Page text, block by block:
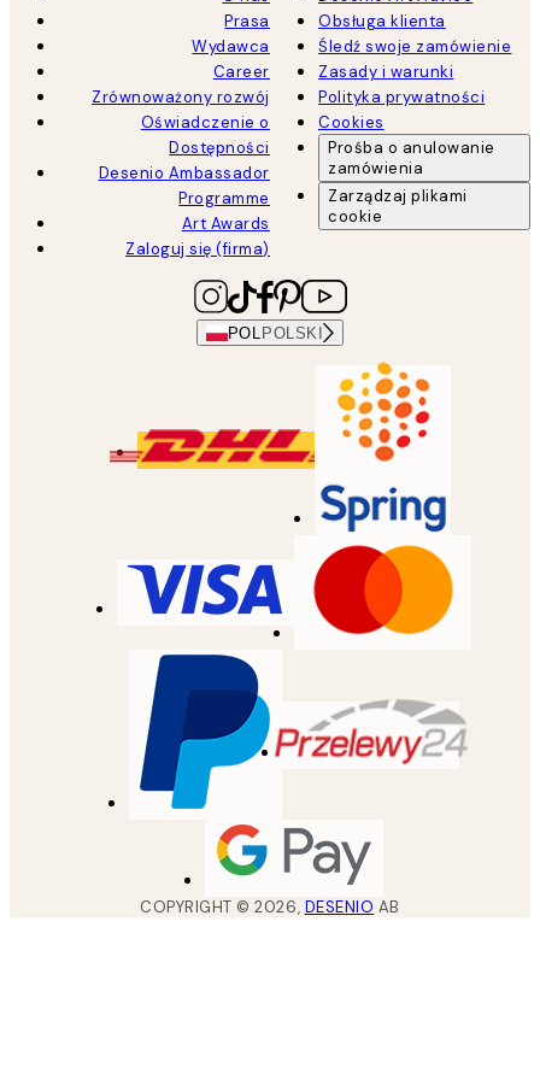
Prasa
Wydawca
Career
Zrównoważony rozwój
Oświadczenie o
Dostępności
Desenio Ambassador
Programme
Art Awards
Zaloguj się (firma)
Obsługa klienta
Śledź swoje zamówienie
Zasady i warunki
Polityka prywatności
Cookies
Prośba o anulowanie
zamówienia
Zarządzaj plikami
cookie
POL POLSKI
COPYRIGHT ©2026, DESENIO AB